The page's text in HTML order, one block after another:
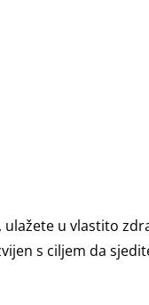
u vlastito
s ciljem da